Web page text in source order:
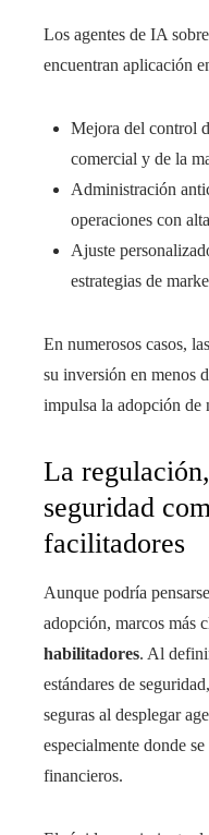
Los agentes de IA
encuentran aplicación
Mejora del control
comercial y de la
Administración
operaciones con
Ajuste
estrategias de
En numerosos casos,
su inversión en menos
impulsa la adopción de
La
seguridad
facilitadores
Aunque podría
adopción, marcos más
habilitadores. Al
estándares de
seguras al desplegar
especialmente donde
financieros.